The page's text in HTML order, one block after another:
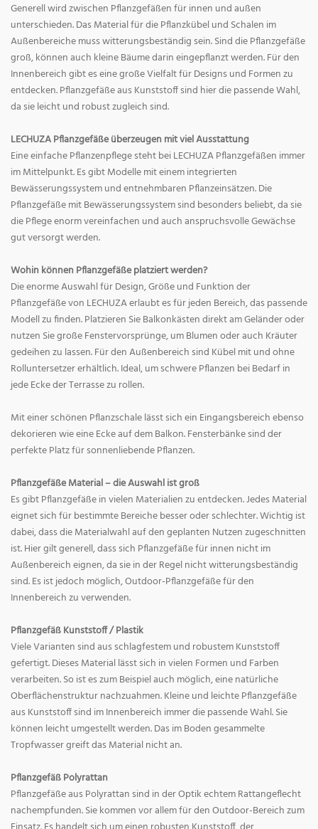
Generell wird zwischen Pflanzgefäßen für innen und außen
unterschieden. Das Material für die Pflanzkübel und Schalen im
Außenbereiche muss witterungsbeständig sein. Sind die Pflanzgefäße
groß, können auch kleine Bäume darin eingepflanzt werden. Für den
Innenbereich gibt es eine große Vielfalt für Designs und Formen zu
entdecken. Pflanzgefäße aus Kunststoff sind hier die passende Wahl,
da sie leicht und robust zugleich sind.
LECHUZA Pflanzgefäße überzeugen mit viel Ausstattung
Eine einfache Pflanzenpflege steht bei LECHUZA Pflanzgefäßen immer
im Mittelpunkt. Es gibt Modelle mit einem integrierten
Bewässerungssystem und entnehmbaren Pflanzeinsätzen. Die
Pflanzgefäße mit Bewässerungssystem sind besonders beliebt, da sie
die Pflege enorm vereinfachen und auch anspruchsvolle Gewächse
gut versorgt werden.
Wohin können Pflanzgefäße platziert werden?
Die enorme Auswahl für Design, Größe und Funktion der
Pflanzgefäße von LECHUZA erlaubt es für jeden Bereich, das passende
Modell zu finden. Platzieren Sie Balkonkästen direkt am Geländer oder
nutzen Sie große Fenstervorsprünge, um Blumen oder auch Kräuter
gedeihen zu lassen. Für den Außenbereich sind Kübel mit und ohne
Rolluntersetzer erhältlich. Ideal, um schwere Pflanzen bei Bedarf in
jede Ecke der Terrasse zu rollen.
Mit einer schönen Pflanzschale lässt sich ein Eingangsbereich ebenso
dekorieren wie eine Ecke auf dem Balkon. Fensterbänke sind der
perfekte Platz für sonnenliebende Pflanzen.
Pflanzgefäße Material – die Auswahl ist groß
Es gibt Pflanzgefäße in vielen Materialien zu entdecken. Jedes Material
eignet sich für bestimmte Bereiche besser oder schlechter. Wichtig ist
dabei, dass die Materialwahl auf den geplanten Nutzen zugeschnitten
ist. Hier gilt generell, dass sich Pflanzgefäße für innen nicht im
Außenbereich eignen, da sie in der Regel nicht witterungsbeständig
sind. Es ist jedoch möglich, Outdoor-Pflanzgefäße für den
Innenbereich zu verwenden.
Pflanzgefäß Kunststoff / Plastik
Viele Varianten sind aus schlagfestem und robustem Kunststoff
gefertigt. Dieses Material lässt sich in vielen Formen und Farben
verarbeiten. So ist es zum Beispiel auch möglich, eine natürliche
Oberflächenstruktur nachzuahmen. Kleine und leichte Pflanzgefäße
aus Kunststoff sind im Innenbereich immer die passende Wahl. Sie
können leicht umgestellt werden. Das im Boden gesammelte
Tropfwasser greift das Material nicht an.
Pflanzgefäß Polyrattan
Pflanzgefäße aus Polyrattan sind in der Optik echtem Rattangeflecht
nachempfunden. Sie kommen vor allem für den Outdoor-Bereich zum